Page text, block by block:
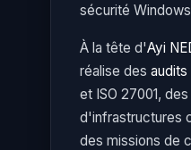
sécurité
À la tête d'Ayi
réalise des audits
et ISO 27001,
d'infrastructures
des missions de